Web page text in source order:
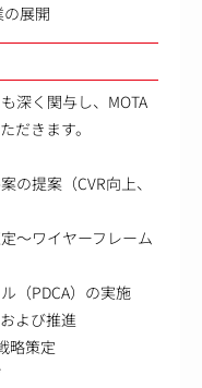
展開
深く関与し、MOTA
だきます。
の提案（CVR向上、
～ワイヤーフレーム
（PDCA）の実施
よび推進
略策定